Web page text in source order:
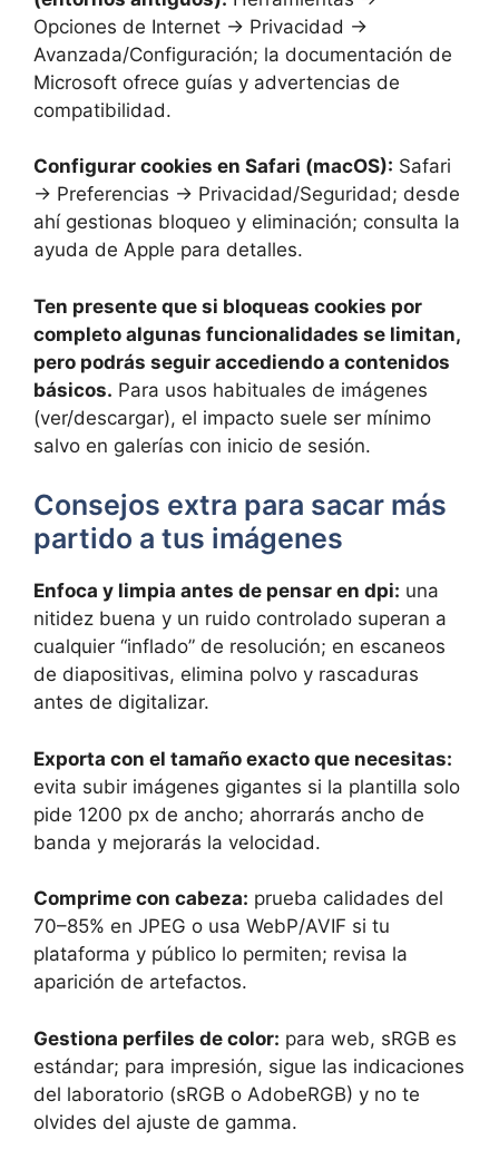
Opciones de Internet → Privacidad →
Avanzada/Configuración; la documentación de
Microsoft ofrece guías y advertencias de
compatibilidad.
Configurar cookies en Safari (macOS): Safari
→ Preferencias → Privacidad/Seguridad; desde
ahí gestionas bloqueo y eliminación; consulta la
ayuda de Apple para detalles.
Ten presente que si bloqueas cookies por
completo algunas funcionalidades se limitan,
pero podrás seguir accediendo a contenidos
básicos. Para usos habituales de imágenes
(ver/descargar), el impacto suele ser mínimo
salvo en galerías con inicio de sesión.
Consejos extra para sacar más
partido a tus imágenes
Enfoca y limpia antes de pensar en dpi: una
nitidez buena y un ruido controlado superan a
cualquier “inflado” de resolución; en escaneos
de diapositivas, elimina polvo y rascaduras
antes de digitalizar.
Exporta con el tamaño exacto que necesitas:
evita subir imágenes gigantes si la plantilla solo
pide 1200 px de ancho; ahorrarás ancho de
banda y mejorarás la velocidad.
Comprime con cabeza: prueba calidades del
70–85% en JPEG o usa WebP/AVIF si tu
plataforma y público lo permiten; revisa la
aparición de artefactos.
Gestiona perfiles de color: para web, sRGB es
estándar; para impresión, sigue las indicaciones
del laboratorio (sRGB o AdobeRGB) y no te
olvides del ajuste de gamma.